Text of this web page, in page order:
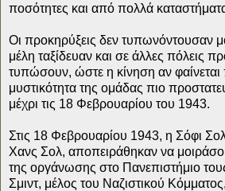
ποσότητες και από πολλά
Οι προκηρύξεις δεν τυπωνόντουσαν
μέλη ταξίδευαν και σε άλλες πόλεις
τυπώσουν, ώστε η κίνηση αν φαίνεται
μυστικότητα της ομάδας πιο
μέχρι τις 18 Φεβρουαρίου του 1943.
Στις 18 Φεβρουαρίου 1943, η Σόφι
Χανς Σολ, αποπειράθηκαν να
της οργάνωσης στο Πανεπιστήμιο
Σμιντ, μέλος του Ναζιστικού